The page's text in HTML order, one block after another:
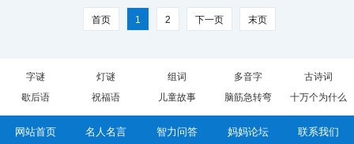
首页 1 2 下一页 末页
字谜 灯谜 组词 多音字
古诗词
歇后语
祝福语 儿童故事 脑筋急转弯 十万个为什么
网站首页 名人名言 智力问答 妈妈论坛 联系我们